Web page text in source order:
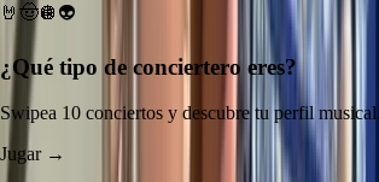
🤘🤠🪩 👽
¿Qué tipo de conciertero eres?
Swipea 10 conciertos y descubre tu perfil musical.
Jugar →